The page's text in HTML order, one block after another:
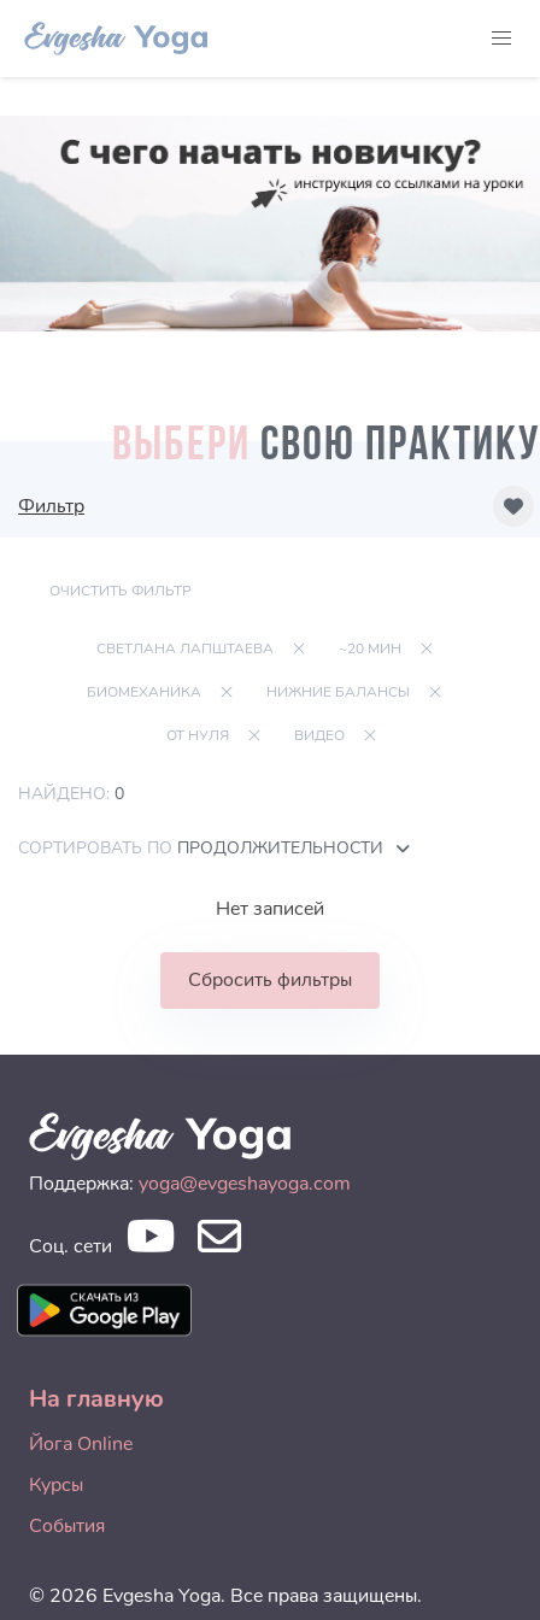
ВЫБЕРИ СВОЮ ПРАКТИКУ
Фильтр
ОЧИСТИТЬ ФИЛЬТР
СВЕТЛАНА ЛАПШТАЕВА ~20 МИН
БИОМЕХАНИКА НИЖНИЕ БАЛАНСЫ
ОТ НУЛЯ ВИДЕО
НАЙДЕНО: 0
СОРТИРОВАТЬ ПО ПРОДОЛЖИТЕЛЬНОСТИ
Нет записей
Сбросить фильтры
Поддержка: yoga@evgeshayoga.com
Соц. сети
На главную
Йога Online
Курсы
События
© 2026 Evgesha Yoga. Все права защищены.